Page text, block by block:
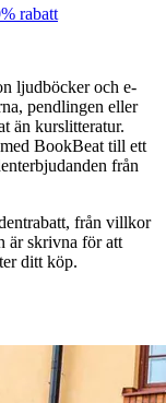
rabatt
ljudböcker och e-
pendlingen eller
än kurslitteratur.
BookBeat till ett
från
från villkor
är skrivna för att
ditt köp.